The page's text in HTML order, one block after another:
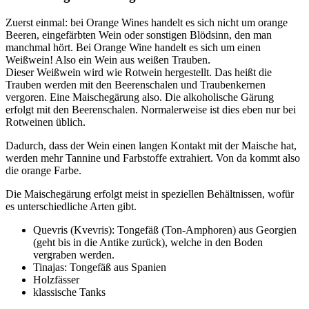
Zuerst einmal: bei Orange Wines handelt es sich nicht um orange
Beeren, eingefärbten Wein oder sonstigen Blödsinn, den man
manchmal hört. Bei Orange Wine handelt es sich um einen
Weißwein! Also ein Wein aus weißen Trauben.
Dieser Weißwein wird wie Rotwein hergestellt. Das heißt die
Trauben werden mit den Beerenschalen und Traubenkernen
vergoren. Eine Maischegärung also. Die alkoholische Gärung
erfolgt mit den Beerenschalen. Normalerweise ist dies eben nur bei
Rotweinen üblich.
Dadurch, dass der Wein einen langen Kontakt mit der Maische hat,
werden mehr Tannine und Farbstoffe extrahiert. Von da kommt also
die orange Farbe.
Die Maischegärung erfolgt meist in speziellen Behältnissen, wofür
es unterschiedliche Arten gibt.
Quevris (Kvevris): Tongefäß (Ton-Amphoren) aus Georgien
(geht bis in die Antike zurück), welche in den Boden
vergraben werden.
Tinajas: Tongefäß aus Spanien
Holzfässer
klassische Tanks